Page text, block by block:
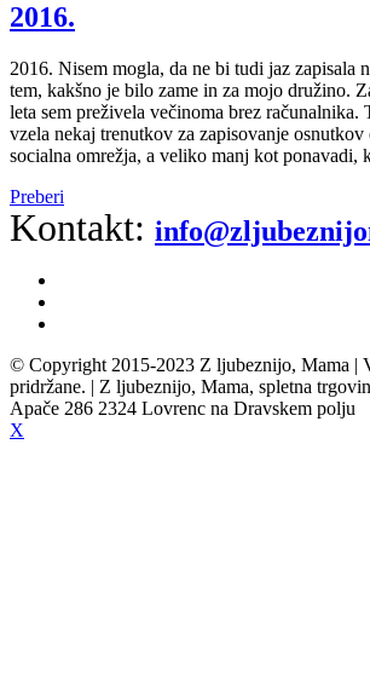
2016.
2016. Nisem mogla, da ne bi tudi jaz zapisala
tem, kakšno je bilo zame in za mojo družino.
leta sem preživela večinoma brez računalnika.
vzela nekaj trenutkov za zapisovanje
socialna omrežja, a veliko manj kot ponavadi,
Preberi
Kontakt:
© Copyright 2015-2023 Z ljubeznijo, Mama |
pridržane. | Z ljubeznijo, Mama, spletna
Apače 286 2324 Lovrenc na Dravskem polju
X